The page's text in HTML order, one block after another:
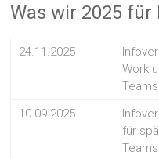
Was wir 2025 für
24.11.2025
Work
Teams
10.09.2025
für
Teams